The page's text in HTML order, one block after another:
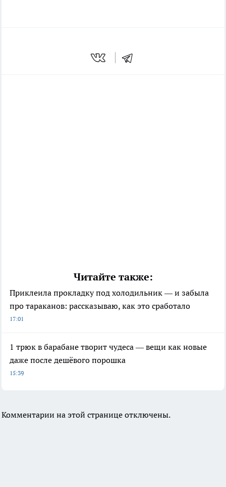
Читайте также:
Приклеила прокладку под холодильник — и забыла
про тараканов: рассказываю, как это сработало
17:01
1 трюк в барабане творит чудеса — вещи как новые
даже после дешёвого порошка
15:39
Комментарии на этой странице отключены.